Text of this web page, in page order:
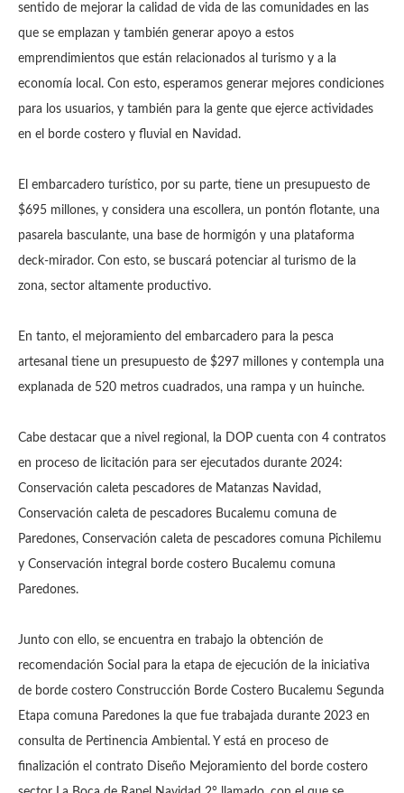
sentido de mejorar la calidad de vida de las comunidades en las
que se emplazan y también generar apoyo a estos
emprendimientos que están relacionados al turismo y a la
economía local. Con esto, esperamos generar mejores condiciones
para los usuarios, y también para la gente que ejerce actividades
en el borde costero y fluvial en Navidad.
El embarcadero turístico, por su parte, tiene un presupuesto de
$695 millones, y considera una escollera, un pontón flotante, una
pasarela basculante, una base de hormigón y una plataforma
deck-mirador. Con esto, se buscará potenciar al turismo de la
zona, sector altamente productivo.
En tanto, el mejoramiento del embarcadero para la pesca
artesanal tiene un presupuesto de $297 millones y contempla una
explanada de 520 metros cuadrados, una rampa y un huinche.
Cabe destacar que a nivel regional, la DOP cuenta con 4 contratos
en proceso de licitación para ser ejecutados durante 2024:
Conservación caleta pescadores de Matanzas Navidad,
Conservación caleta de pescadores Bucalemu comuna de
Paredones, Conservación caleta de pescadores comuna Pichilemu
y Conservación integral borde costero Bucalemu comuna
Paredones.
Junto con ello, se encuentra en trabajo la obtención de
recomendación Social para la etapa de ejecución de la iniciativa
de borde costero Construcción Borde Costero Bucalemu Segunda
Etapa comuna Paredones la que fue trabajada durante 2023 en
consulta de Pertinencia Ambiental. Y está en proceso de
finalización el contrato Diseño Mejoramiento del borde costero